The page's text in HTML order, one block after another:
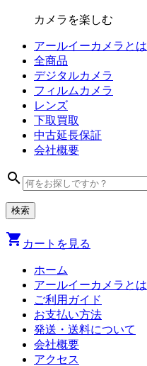
カメラを楽しむ
アールイーカメラとは
全商品
デジタルカメラ
フィルム カメラ
レンズ
下取買取
中古延長保証
会社概要
search
shopping_cart カートを見る
ホーム
アールイーカメラとは
ご利用ガイド
お支払い方法
発送・送料について
会社概要
アクセス